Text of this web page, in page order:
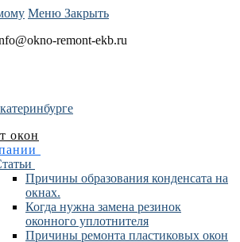
Меню Закрыть
remont-ekb.ru
окон
Причины образования конденсата на
окнах.
Когда нужна замена резинок
оконного уплотнителя
Причины ремонта пластиковых окон